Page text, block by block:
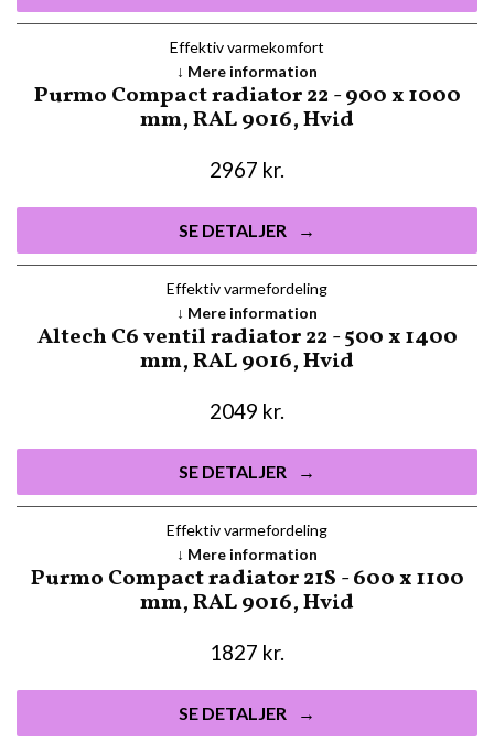
Effektiv varmekomfort
Purmo Compact radiator 22 - 900 x 1000
mm, RAL 9016, Hvid
2967 kr.
SE DETALJER
Mere information
Effektiv varmefordeling
Altech C6 ventil radiator 22 - 500 x 1400
mm, RAL 9016, Hvid
2049 kr.
SE DETALJER
Mere information
Effektiv varmefordeling
Purmo Compact radiator 21S - 600 x 1100
mm, RAL 9016, Hvid
1827 kr.
SE DETALJER
Mere information